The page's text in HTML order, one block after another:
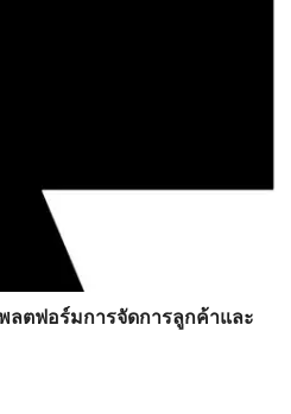
ลตฟอร์มการจัดการลูกค้าและ